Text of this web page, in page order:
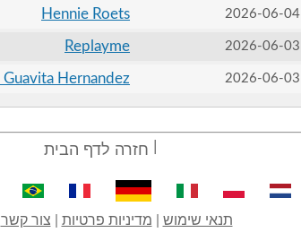
2026-06-04
Hennie Roets
2026-06-03
Replayme
2026-06-03
Guavita Hernandez
חזרה לדף הבית
תנאי שימוש מדיניות פרטיות צור קשר